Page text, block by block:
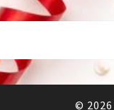
© 2026